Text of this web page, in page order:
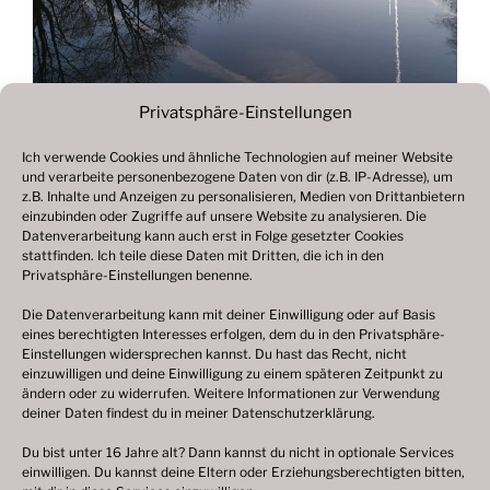
Privatsphäre-Einstellungen
Ich verwende Cookies und ähnliche Technologien auf meiner Website
und verarbeite personenbezogene Daten von dir (z.B. IP-Adresse), um
z.B. Inhalte und Anzeigen zu personalisieren, Medien von Drittanbietern
einzubinden oder Zugriffe auf unsere Website zu analysieren. Die
Datenverarbeitung kann auch erst in Folge gesetzter Cookies
stattfinden. Ich teile diese Daten mit Dritten, die ich in den
Privatsphäre-Einstellungen benenne.
Die Datenverarbeitung kann mit deiner Einwilligung oder auf Basis
eines berechtigten Interesses erfolgen, dem du in den Privatsphäre-
Einstellungen widersprechen kannst. Du hast das Recht, nicht
einzuwilligen und deine Einwilligung zu einem späteren Zeitpunkt zu
ändern oder zu widerrufen. Weitere Informationen zur Verwendung
deiner Daten findest du in meiner Datenschutzerklärung.
Du bist unter 16 Jahre alt? Dann kannst du nicht in optionale Services
einwilligen. Du kannst deine Eltern oder Erziehungsberechtigten bitten,
Beitragsnavigation
Vorheriger
Beitrag
Fotogalerie 2023
© 2003 – 2025 nilsbenthien.de,Datenschutzerklärung
|Cookie-Richtlinie EU|Impressum